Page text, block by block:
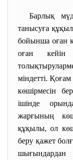
Барлық
танысуға
бойынша оған
оған кейін
міндетті.
көшірмесін
ішінде
жарғының
құқылы, ол
беру қажет
шығындардан